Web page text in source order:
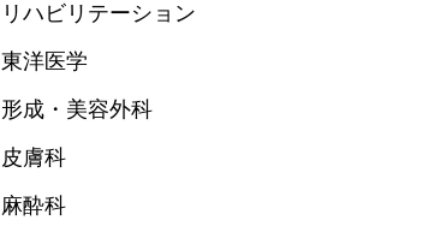
リハビリテーション
東洋医学
形成・美容外科
皮膚科
麻酔科